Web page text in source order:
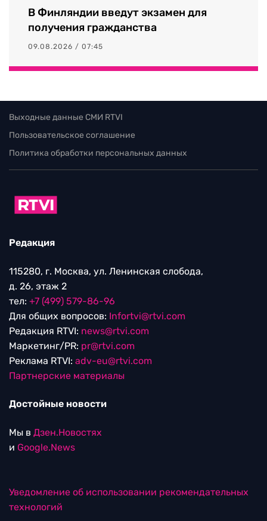
В Финляндии введут экзамен для
получения гражданства
09.08.2026 / 07:45
Выходные данные СМИ RTVI
Пользовательское соглашение
Политика обработки персональных данных
Редакция
115280, г. Москва, ул. Ленинская слобода,
д. 26, этаж 2
тел: +7 (499) 579-86-96
Для общих вопросов: Infortvi@rtvi.com
Редакция RTVI: news@rtvi.com
Маркетинг/PR: pr@rtvi.com
Реклама RTVI: adv-eu@rtvi.com
Партнерские материалы
Достойные новости
Мы в Дзен.Новостях
и Google.News
Уведомление об использовании рекомендательных
технологий